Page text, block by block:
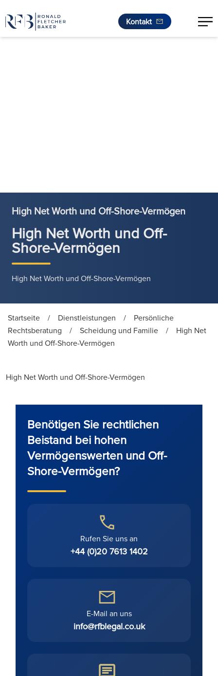
Kontakt
High Net Worth und Off-Shore-Vermögen
High Net Worth und Off-
Shore-Vermögen
High Net Worth und Off-Shore-Vermögen
Startseite / Dienstleistungen /
Persönliche
Rechtsberatung
/ Scheidung und Familie /
High Net
Worth und Off-Shore-Vermögen
High Net Worth und Off-Shore-Vermögen
Benötigen Sie rechtlichen
Beistand bei hohen
Vermögenswerten und Off-
Shore-Vermögen?
Rufen Sie uns an
+44 (0)20 7613 1402
E-Mail an uns
info@rfblegal.co.uk